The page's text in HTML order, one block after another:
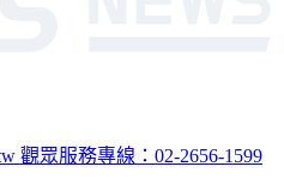
觀眾服務專線：02-2656-1599